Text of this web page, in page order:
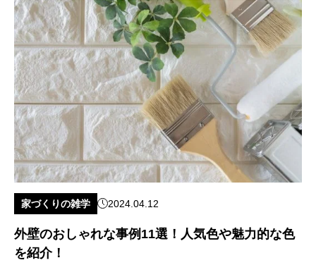
家づくりの雑学 2024.04.12
外壁のおしゃれな事例11選！人気色や魅力的な色
を紹介！